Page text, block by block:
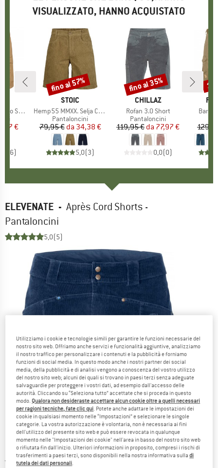
VISUALIZZATO, HANNO ACQUISTATO
Short
prodotti
ridotto
€
6)
MARCHIO
STOIC
Articolo
Hemp55 MMXX. Selja Cord Shorts
Gruppo di prodotti
Pantaloncini
Prezzo
79,95 € Prezzo ridotto
da 34,38 €
5,0(3)
Sconto
fino al 57%
MARCHIO
CHILLAZ
Articolo
Rofan 3.0 Short
Gruppo di prodotti
Pantaloncini
Prezzo
119,95 € Prezzo ridotto
da 77,97 €
0,0(0)
Sconto
fino al 35%
ELEVENATE - Après Cord Shorts -
Pantaloncini
5,0(5)
Viste dettagliate
Utilizziamo i cookie e tecnologie simili per garantire le funzioni necessarie del
nostro sito web. Offriamo anche servizi e funzionalità aggiuntive, analizziamo
il nostro traffico per personalizzare i contenuti e la pubblicità e forniamo
funzioni di social media. In questo modo anche i nostri partner dei social
media, della pubblicità e di analisi vengono a conoscenza del vostro utilizzo
del nostro sito web; alcuni dei quali si trovano in paesi terzi senza adeguate
salvaguardie per proteggere i vostri dati, ad esempio dall'accesso delle
autorità. Cliccando su “Seleziona tutto” accettate che si proceda in questo
modo. Qualora non desideraste accettare alcun cookie oltre a quelli necessari
per ragioni tecniche, fate clic qui. Potete anche adattare le impostazioni dei
cookie in qualsiasi momento nelle “Impostazioni” e selezionare le singole
categorie. La vostra autorizzazione è volontaria, non è necessaria ai fini
dell'utilizzo del presente sito web e può essere revocata in qualunque
momento nelle "Impostazioni dei cookie" nell'area in basso del nostro sito web
o rifiutata fin dall'inizio. Ulteriori informazioni in proposito, compresi i rischi di
trasferimenti a paesi terzi, sono disponibili nella nostra informativa sulladi
tutela dei dati personali.